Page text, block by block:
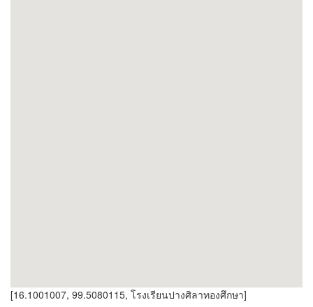
[16.1001007, 99.5080115, โรงเรียนปางศิลาทองศึกษา]